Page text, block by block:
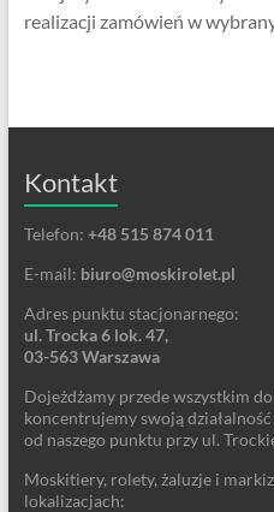
realizacji zamówień w
Kontakt
Telefon: +48 515 874 011
E-mail: biuro@moskirolet.pl
Adres punktu stacjonarnego:
ul. Trocka 6 lok. 47,
03-563 Warszawa
Dojeżdżamy przede wszystkim
koncentrujemy swoją
od naszego punktu przy ul.
Moskitiery, rolety, żaluzje i
lokalizacjach: